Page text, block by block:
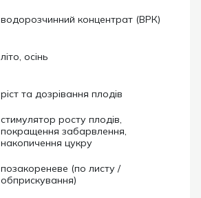
водорозчинний концентрат (ВРК)
літо, осінь
ріст та дозрівання плодів
стимулятор росту плодів,
покращення забарвлення,
накопичення цукру
позакореневе (по листу /
обприскування)